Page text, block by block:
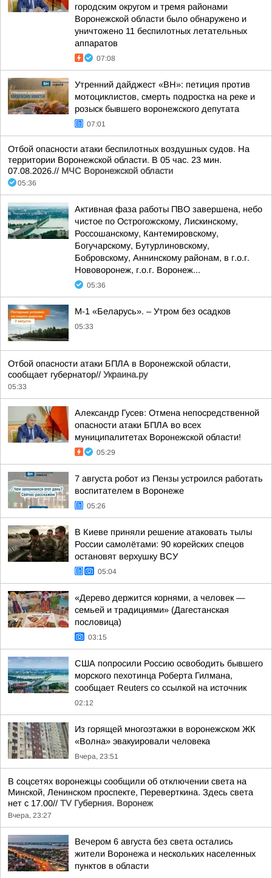
городским округом и тремя районами
Воронежской области было обнаружено и
уничтожено 11 беспилотных летательных
аппаратов
07:08
Утренний дайджест «ВН»: петиция против
мотоциклистов, смерть подростка на реке и
розыск бывшего воронежского депутата
07:01
Отбой опасности атаки беспилотных воздушных судов. На
территории Воронежской области. В 05 час. 23 мин.
07.08.2026.// МЧС Воронежской области
05:36
Активная фаза работы ПВО завершена, небо
чистое по Острогожскому, Лискинскому,
Россошанскому, Кантемировскому,
Богучарскому, Бутурлиновскому,
Бобровскому, Аннинскому районам, в г.о.г.
Нововоронеж, г.о.г. Воронеж...
05:36
М-1 «Беларусь». – Утром без осадков
05:33
Отбой опасности атаки БПЛА в Воронежской области,
сообщает губернатор// Украина.ру
05:33
Александр Гусев: Отмена непосредственной
опасности атаки БПЛА во всех
муниципалитетах Воронежской области!
05:29
7 августа робот из Пензы устроился работать
воспитателем в Воронеже
05:26
В Киеве приняли решение атаковать тылы
России самолётами: 90 корейских спецов
остановят верхушку ВСУ
05:04
«Дерево держится корнями, а человек —
семьей и традициями» (Дагестанская
пословица)
03:15
США попросили Россию освободить бывшего
морского пехотинца Роберта Гилмана,
сообщает Reuters со ссылкой на источник
02:12
Из горящей многоэтажки в воронежском ЖК
«Волна» эвакуировали человека
Вчера, 23:51
В соцсетях воронежцы сообщили об отключении света на
Минской, Ленинском проспекте, Переверткина. Здесь света
нет с 17.00// TV Губерния. Воронеж
Вчера, 23:27
Вечером 6 августа без света остались
жители Воронежа и нескольких населенных
пунктов в области